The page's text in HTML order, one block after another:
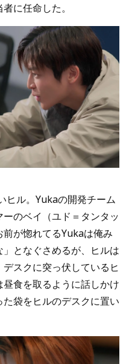
に任命した。
ヒル。Yukaの開発チーム
のベイ（ユド＝タンタッ
前が惚れてるYukaは俺み
となぐさめるが、ヒルは
スクに突っ伏しているヒ
食を取るように話しかけ
袋をヒルのデスクに置い